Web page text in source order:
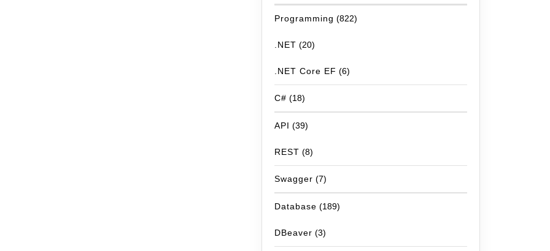
Programming (822)
.NET (20)
.NET Core EF (6)
C# (18)
API (39)
REST (8)
Swagger (7)
Database (189)
DBeaver (3)